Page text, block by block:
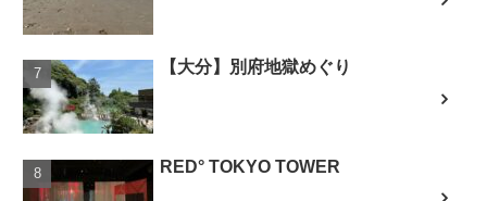
【大分】別府地獄めぐり
RED° TOKYO TOWER